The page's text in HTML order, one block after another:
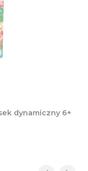
dynamiczny 6+